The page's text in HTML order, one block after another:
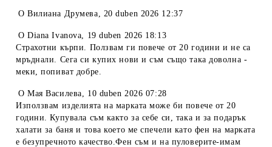
OВилиана Друмева, 20 duben 2026 12:37
ODiana Ivanova, 19 duben 2026 18:13
Страхотни кърпи. Ползвам ги повече от 20 години и не са
мръднали. Сега си купих нови и съм също така доволна -
меки, попиват добре.
OМая Василева, 10 duben 2026 07:28
Използвам изделията на марката може би повече от 20
години. Купувала съм както за себе си, така и за подарък
халати за баня и това което ме спечели като фен на марката
е безупречното качество.Фен съм и на пуловерите-имам